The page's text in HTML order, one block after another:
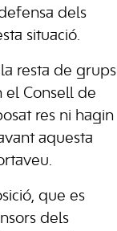
dels
situació.
resta de grups
el Consell de
res ni hagin
aquesta
que es
dels